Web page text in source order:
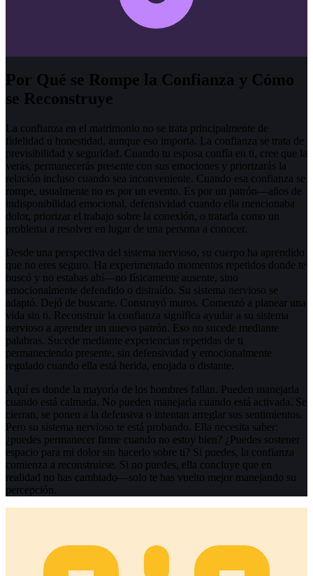
Por Qué se Rompe la Confianza y Cómo
se Reconstruye
La confianza en el matrimonio no se trata principalmente de
fidelidad u honestidad, aunque eso importa. La confianza se trata de
previsibilidad y seguridad. Cuando tu esposa confía en ti, cree que la
verás, permanecerás presente con sus emociones y priorizarás la
relación incluso cuando sea inconveniente. Cuando esa confianza se
rompe, usualmente no es por un evento. Es por un patrón—años de
indisponibilidad emocional, defensividad cuando ella mencionaba
dolor, priorizar el trabajo sobre la conexión, o tratarla como un
problema a resolver en lugar de una persona a conocer.
Desde una perspectiva del sistema nervioso, su cuerpo ha aprendido
que no eres seguro. Ha experimentado momentos repetidos donde te
buscó y no estabas ahí—no físicamente ausente, sino
emocionalmente defendido o distraído. Su sistema nervioso se
adaptó. Dejó de buscarte. Construyó muros. Comenzó a planear una
vida sin ti. Reconstruir la confianza significa ayudar a su sistema
nervioso a aprender un nuevo patrón. Eso no sucede mediante
palabras. Sucede mediante experiencias repetidas de ti
permaneciendo presente, sin defensividad y emocionalmente
regulado cuando ella está herida, enojada o distante.
Aquí es donde la mayoría de los hombres fallan. Pueden manejarla
cuando está calmada. No pueden manejarla cuando está activada. Se
cierran, se ponen a la defensiva o intentan arreglar sus sentimientos.
Pero su sistema nervioso te está probando. Ella necesita saber:
¿puedes permanecer firme cuando no estoy bien? ¿Puedes sostener
espacio para mi dolor sin hacerlo sobre ti? Si puedes, la confianza
comienza a reconstruirse. Si no puedes, ella concluye que en
realidad no has cambiado—solo te has vuelto mejor manejando su
percepción.